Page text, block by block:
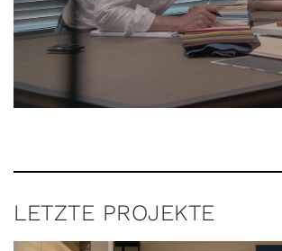
LETZTE PROJEKTE